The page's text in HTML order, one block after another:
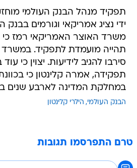
תפקיד מנהל הבנק העולמי
ידי נציג אמריקאי וגורמים בבנק
משרד האוצר האמריקאי רמז כי
תהייה מועמדת לתפקיד.
סירבו להגיב לידיעות. יצוין כי
תפקידה, אמרה קלינטון כי
במחלקת המדינה לארבע שנים
הבנק העולמי הילרי קלינטון
טרם התפרסמו תגובות